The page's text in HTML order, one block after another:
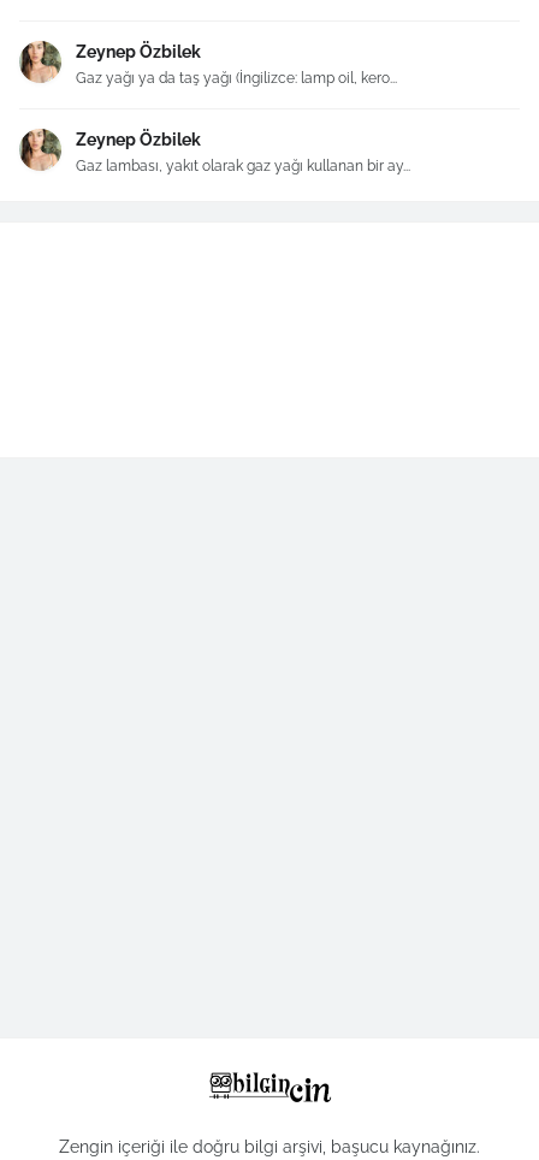
Zeynep Özbilek
Gaz yağı ya da taş yağı (İngilizce: lamp oil, kero...
Zeynep Özbilek
Gaz lambası, yakıt olarak gaz yağı kullanan bir ay...
Zengin içeriği ile doğru bilgi arşivi, başucu kaynağınız.